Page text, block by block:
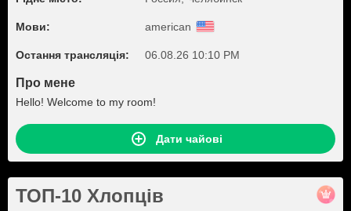
Мови: american
Остання трансляція: 06.08.26 10:10 PM
Про мене
Hello! Welcome to my room!
Дати чайові
ТОП-10 Хлопців